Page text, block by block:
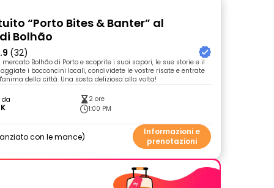
“Porto Bites & Banter” al
Bolhão
(32)
Bolhão di Porto e scoprite i suoi sapori, le sue storie e il
i bocconcini locali, condividete le vostre risate e entrate
della città. Una sosta deliziosa alla volta!
da
2 ore
1:00 PM
con le mance
Informazioni e
prenotazioni